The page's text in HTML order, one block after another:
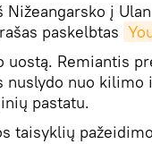
į
paskelbtas
Remiantis
nuo kilimo
pastatu.
taisyklių